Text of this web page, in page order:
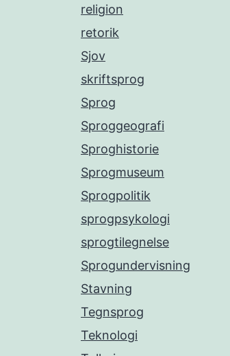
religion
retorik
Sjov
skriftsprog
Sprog
Sproggeografi
Sproghistorie
Sprogmuseum
Sprogpolitik
sprogpsykologi
sprogtilegnelse
Sprogundervisning
Stavning
Tegnsprog
Teknologi